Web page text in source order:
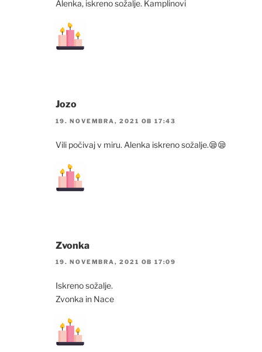
Alenka, iskreno sožalje. Kamplinovi
Jozo
19. NOVEMBRA, 2021 OB 17:43
Vili počivaj v miru. Alenka iskreno sožalje.😪😪
Zvonka
19. NOVEMBRA, 2021 OB 17:09
Iskreno sožalje.
Zvonka in Nace